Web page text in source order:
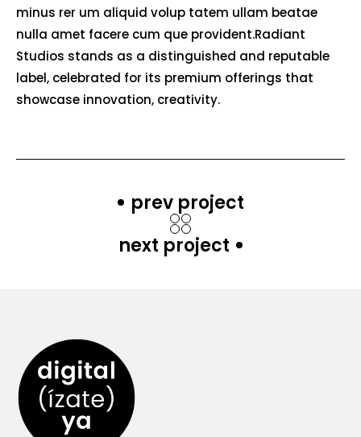
minus rer um aliquid volup tatem ullam beatae
nulla amet facere cum que provident.Radiant
Studios stands as a distinguished and reputable
label, celebrated for its premium offerings that
showcase innovation, creativity.
prev project
next project